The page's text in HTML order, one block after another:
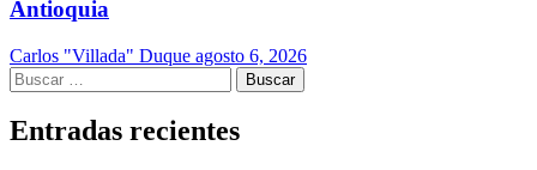
Antioquia
Carlos "Villada" Duque agosto 6, 2026
Buscar:
Entradas recientes